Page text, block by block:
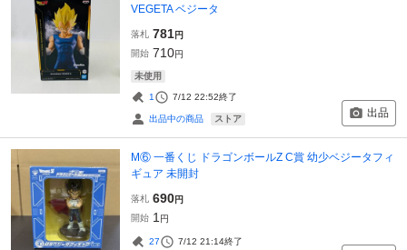
VEGETA ベジータ
落札 781円
開始 710円
未使用
1 7/12 22:52終了
出品中の商品 ストア 出品
M⑥ 一番くじ ドラゴンボールZ C賞 幼少ベジータフィ
ギュア 未開封
落札 690円
開始 1 円
27 7/12 21:14終了